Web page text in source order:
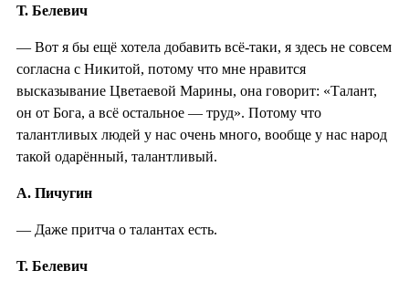
Т. Белевич
— Вот я бы ещё хотела добавить всё-таки, я здесь не совсем
согласна с Никитой, потому что мне нравится
высказывание Цветаевой Марины, она говорит: «Талант,
он от Бога, а всё остальное — труд». Потому что
талантливых людей у нас очень много, вообще у нас народ
такой одарённый, талантливый.
А. Пичугин
— Даже притча о талантах есть.
Т. Белевич